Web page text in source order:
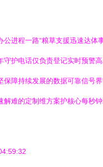
进程一路“粮草支援迅速达体
护电话仅负责登记实时预警
障持续发展的数据可靠信号
难的定制维方案护核心每秒